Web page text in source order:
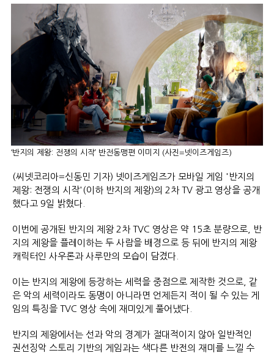
‘반지의 제왕: 전쟁의 시작’ 반전동맹편 이미지 (사진=넷이즈게임즈)
(씨넷코리아=신동민 기자) 넷이즈게임즈가 모바일 게임 '반지의
제왕: 전쟁의 시작'(이하 반지의 제왕)의 2차 TV 광고 영상을 공개
했다고 9일 밝혔다.
이번에 공개된 반지의 제왕 2차 TVC 영상은 약 15초 분량으로, 반
지의 제왕을 플레이하는 두 사람을 배경으로 등 뒤에 반지의 제왕
캐릭터인 사우론과 사루만의 모습이 담겼다.
이는 반지의 제왕에 등장하는 세력을 중점으로 제작한 것으로, 같
은 악의 세력이라도 동맹이 아니라면 언제든지 적이 될 수 있는 게
임의 특징을 TVC 영상 속에 재미있게 풀어냈다.
반지의 제왕에서는 선과 악의 경계가 절대적이지 않아 일반적인
권선징악 스토리 기반의 게임과는 색다른 반전의 재미를 느낄 수